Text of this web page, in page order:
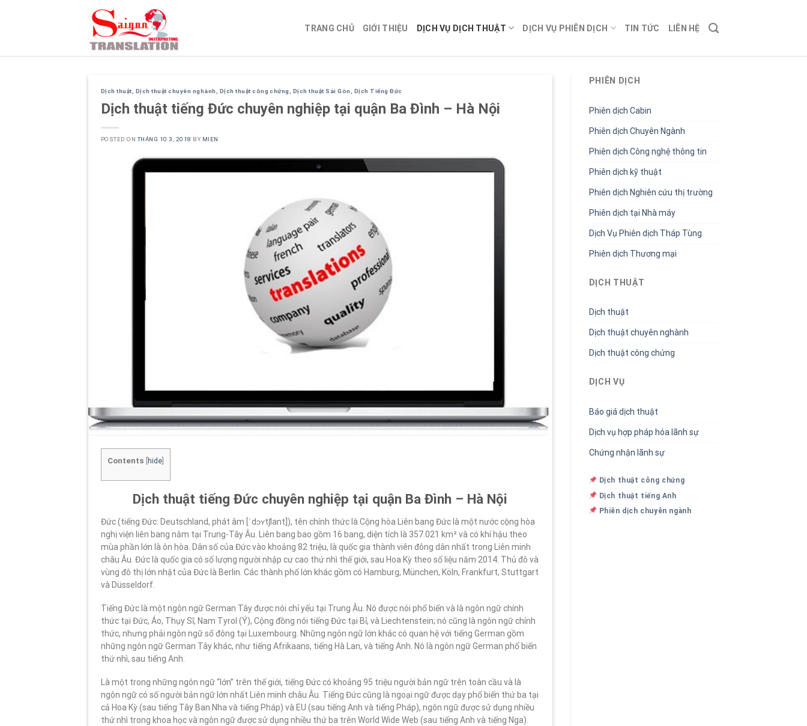
TRANG CHỦ GIỚI THIỆU DỊCH VỤ DỊCH THUẬT DỊCH VỤ PHIÊN DỊCH TIN TỨC LIÊN HỆ
Dịch thuật Dịch thuật chuyên nghành Dịch thuật công chứng Dịch thuật Sài Gòn Dịch Tiếng Đức
Dịch thuật tiếng Đức chuyên nghiệp tại quận Ba Đình – Hà Nội
POSTED ONTHÁNG 10 3, 2018 BY MIEN
Contents hide
Dịch thuật tiếng Đức chuyên nghiệp tại quận Ba Đình – Hà Nội
Đức (tiếng Đức: Deutschland, phát âm [ˈdɔʏtʃlant]), tên chính thức là Cộng hòa Liên bang Đức là một nước cộng hòa
nghị viện liên bang nằm tại Trung-Tây Âu. Liên bang bao gồm 16 bang, diện tích là 357.021 km² và có khí hậu theo
mùa phần lớn là ôn hòa. Dân số của Đức vào khoảng 82 triệu, là quốc gia thành viên đông dân nhất trong Liên minh
châu Âu. Đức là quốc gia có số lượng người nhập cư cao thứ nhì thế giới, sau Hoa Kỳ theo số liệu năm 2014. Thủ đô và
vùng đô thị lớn nhật của Đức là Berlin. Các thành phố lớn khác gồm có Hamburg, München, Köln, Frankfurt, Stuttgart
và Düsseldorf.
Tiếng Đức là một ngôn ngữ German Tây được nói chỉ yếu tại Trung Âu. Nó được nói phổ biến và là ngôn ngữ chính
thức tại Đức, Áo, Thụy Sĩ, Nam Tyrol (Ý), Cộng đồng nói tiếng Đức tại Bỉ, và Liechtenstein; nó cũng là ngôn ngữ chính
thức, nhưng phải ngôn ngữ số đông tại Luxembourg. Những ngôn ngữ lớn khác có quan hệ với tiếng German gồm
những ngôn ngữ German Tây khác, như tiếng Afrikaans, tiếng Hà Lan, và tiếng Anh. Nó là ngôn ngữ German phổ biến
thứ nhì, sau tiếng Anh.
Là một trong những ngôn ngữ “lớn” trên thế giới, tiếng Đức có khoảng 95 triệu người bản ngữ trên toàn cầu và là
ngôn ngữ có số người bản ngữ lớn nhất Liên minh châu Âu. Tiếng Đức cũng là ngoại ngữ được dạy phổ biến thứ ba tại
cả Hoa Kỳ (sau tiếng Tây Ban Nha và tiếng Pháp) và EU (sau tiếng Anh và tiếng Pháp), ngôn ngữ được sử dụng nhiều
thứ nhì trong khoa học và ngôn ngữ được sử dụng nhiều thứ ba trên World Wide Web (sau tiếng Anh và tiếng Nga).
PHIÊN DỊCH
Phiên dịch Cabin
Phiên dịch Chuyên Ngành
Phiên dịch Công nghệ thông tin
Phiên dịch kỹ thuật
Phiên dịch Nghiên cứu thị trường
Phiên dịch tại Nhà máy
Dịch Vụ Phiên dịch Tháp Tùng
Phiên dịch Thương mại
DỊCH THUẬT
Dịch thuật
Dịch thuật chuyên nghành
Dịch thuật công chứng
DỊCH VỤ
Báo giá dịch thuật
Dịch vụ hợp pháp hóa lãnh sự
Chứng nhận lãnh sự
Dịch thuật công chứng
Dịch thuật tiếng Anh
Phiên dịch chuyên ngành